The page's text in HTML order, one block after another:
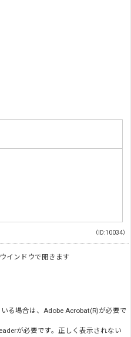
（ID:10034）
インドウで開きます
る場合は、Adobe Acrobat(R)が必要で
が必要です。正しく表示されない